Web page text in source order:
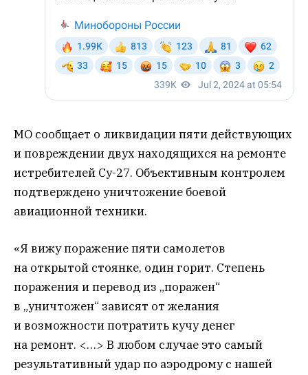
МО сообщает о ликвидации пяти действующих
и повреждении двух находящихся на ремонте
истребителей Су-27. Объективным контролем
подтверждено уничтожение боевой
авиационной техники.
«Я вижу поражение пяти самолетов
на открытой стоянке, один горит. Степень
поражения и перевод из „поражен“
в „уничтожен“ зависят от желания
и возможности потратить кучу денег
на ремонт. <…> В любом случае это самый
результативный удар по аэродрому с нашей